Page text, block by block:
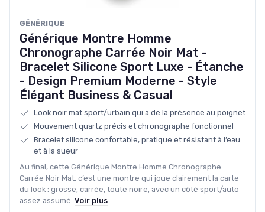
GÉNÉRIQUE
Générique Montre Homme
Chronographe Carrée Noir Mat -
Bracelet Silicone Sport Luxe - Étanche
- Design Premium Moderne - Style
Élégant Business & Casual
Look noir mat sport/urbain qui a de la présence au poignet
Mouvement quartz précis et chronographe fonctionnel
Bracelet silicone confortable, pratique et résistant à l’eau
et à la sueur
Au final, cette Générique Montre Homme Chronographe
Carrée Noir Mat, c’est une montre qui joue clairement la carte
du look : grosse, carrée, toute noire, avec un côté sport/auto
assez assumé. Voir plus